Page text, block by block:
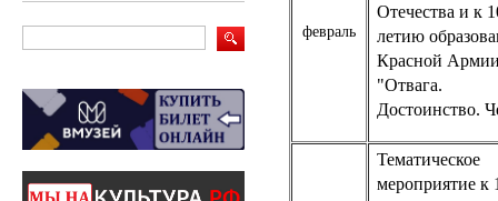
февраль
Отечества и к
летию
Красной
"Отвага.
Достоинство.
Тематическое
мероприятие к